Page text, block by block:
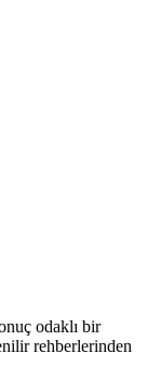
odaklı bir
rehberlerinden